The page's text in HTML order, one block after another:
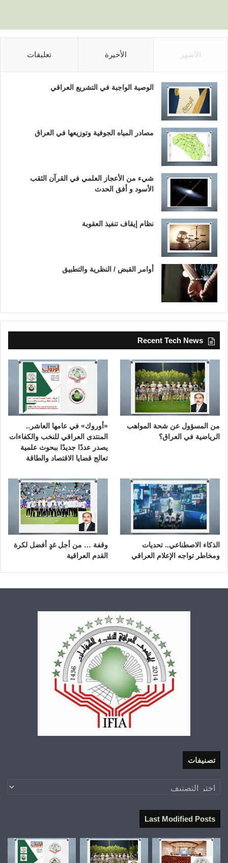
الأشهر الأخيرة تعليقات
الوصية الواجبة في التشريع العراقي
مصادر المياه الجوفية وتوزيعها في العراق
شيء من الأعجاز العلمي في القرآن الثقب
الأسود و أفق الحدث
نظام إيقاف تنفيذ العقوبة
أوامر القبض / النظرية والتطبيق
Recent Tech News
من المسؤول عن شحة المواهب
الرياضية في العراق؟
«أوروك» في عامها العاشر..
المنتدى العراقي للنخب والكفاءات
يصدر عددًا جديدًا ببحوث علمية
تعالج قضايا الاقتصاد والطاقة
الذكاء الاصطناعي.. تحديات
ومخاطر تواجه الإعلام العراقي
وقفة … من أجل غدٍ أفضل لكرة
القدم العراقية
تصنيفات
تصنيفات
Last Modified Posts